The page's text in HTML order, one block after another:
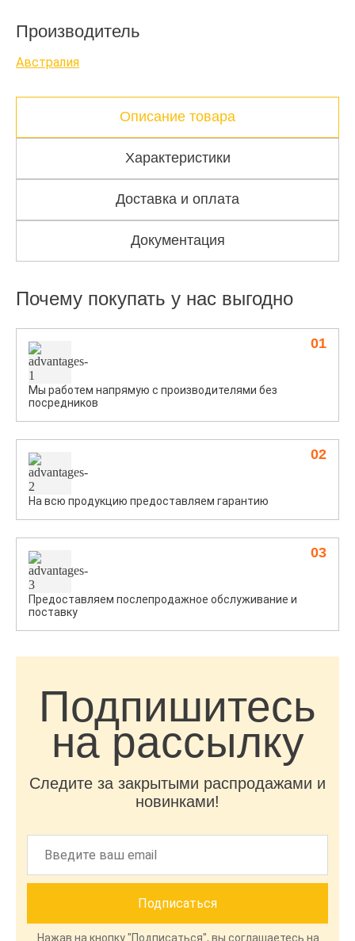
Производитель
Австралия
Описание товара
Характеристики
Доставка и оплата
Документация
Почему покупать у нас выгодно
Мы работем напрямую с производителями без
посредников
01
На всю продукцию предоставляем гарантию
02
Предоставляем послепродажное обслуживание и
поставку
03
Подпишитесь
на рассылку
Следите за закрытыми распродажами и
новинками!
Нажав на кнопку "Подписаться", вы соглашаетесь на